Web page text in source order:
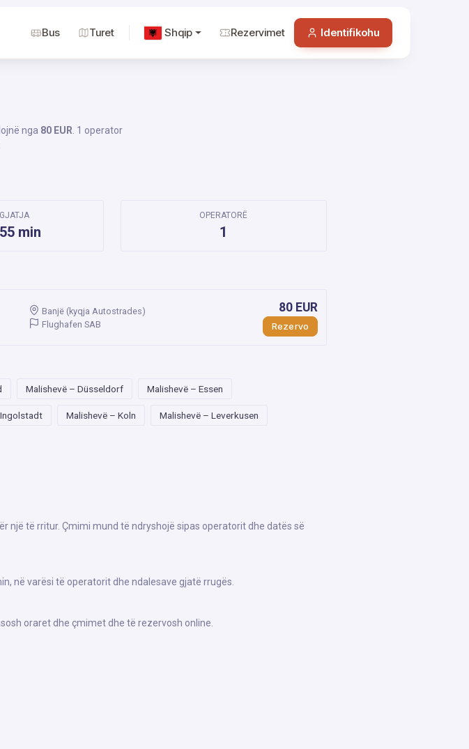
Bus Turet Shqip Rezervimet Identifikohu
nga 80 EUR . 1 operator
min
OPERATORË
1
Banjë (kyqja Autostrades)
Flughafen SAB
80 EUR
Rezervo
Malishevë – Düsseldorf Malishevë – Essen
Malishevë – Koln Malishevë – Leverkusen
një të rritur. Çmimi mund të ndryshojë sipas operatorit dhe datës së
në varësi të operatorit dhe ndalesave gjatë rrugës.
oraret dhe çmimet dhe të rezervosh online.